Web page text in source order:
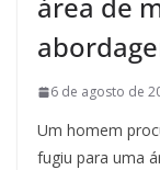
área de
6 de agosto de
Um homem
fugiu para uma